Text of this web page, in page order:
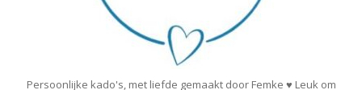
Persoonlijke kado's, met liefde gemaakt door Femke ♥ Leuk om